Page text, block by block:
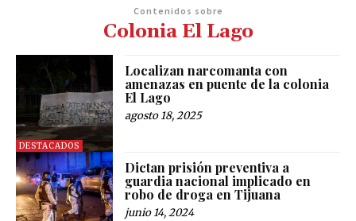
Contenidos sobre
Colonia El Lago
DESTACADOS
Localizan narcomanta con
amenazas en puente de la colonia
El Lago
agosto 18, 2025
Dictan prisión preventiva a
guardia nacional implicado en
robo de droga en Tijuana
junio 14, 2024